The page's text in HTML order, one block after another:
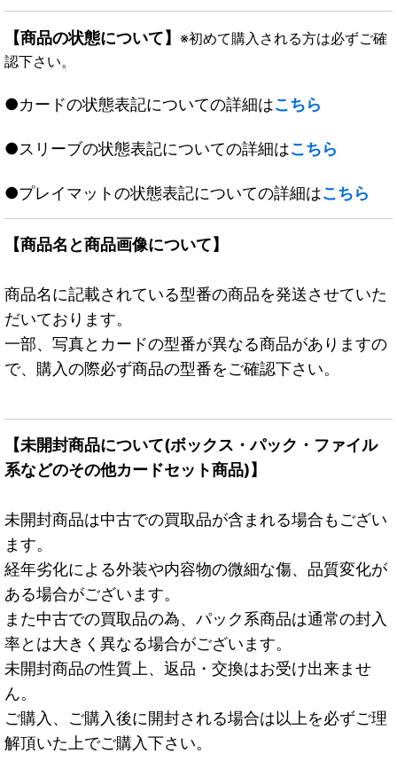
【商品の状態について】 ※初めて購入される方は必ずご確
認下さい。
●カードの状態表記についての詳細はこちら
●スリーブの状態表記についての詳細はこちら
●プレイマットの状態表記についての詳細はこちら
【商品名と商品画像について】
商品名に記載されている型番の商品を発送させていた
だいております。
一部、写真とカードの型番が異なる商品がありますの
で、購入の際必ず商品の型番をご確認下さい。
【未開封商品について(ボックス・パック・ファイル
系などのその他カードセット商品)】
未開封商品は中古での買取品が含まれる場合もござい
ます。
経年劣化による外装や内容物の微細な傷、品質変化が
ある場合がございます。
また中古での買取品の為、パック系商品は通常の封入
率とは大きく異なる場合がございます。
未開封商品の性質上、返品・交換はお受け出来ませ
ん。
ご購入、ご購入後に開封される場合は以上を必ずご理
解頂いた上でご購入下さい。